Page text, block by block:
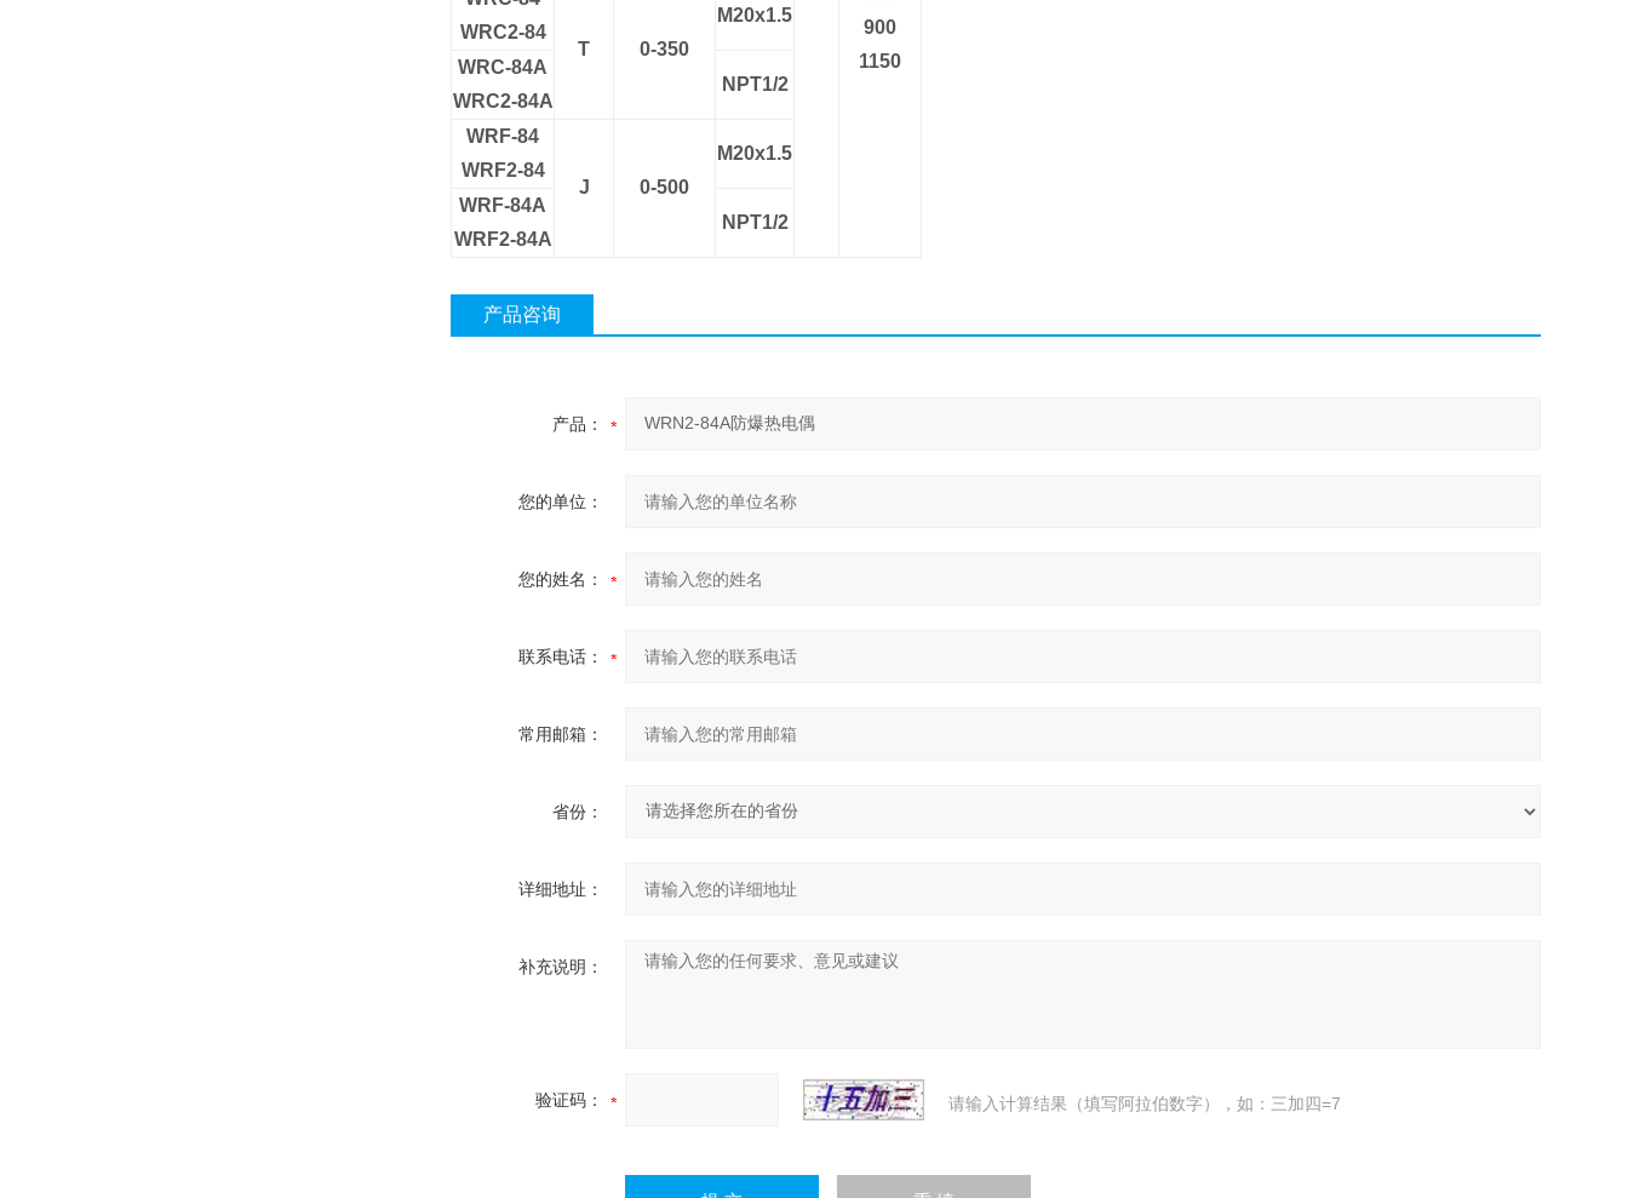
900
1150
WRC2-84
T
0-350
M20x1.5
WRC-84A
WRC2-84A
NPT1/2
WRF-84
WRF2-84
J
0-500
M20x1.5
WRF-84A
WRF2-84A
NPT1/2
产品咨询
产品：
您的单位：
您的姓名：
联系电话：
常用邮箱：
省份：
详细地址：
补充说明：
验证码： 请输入计算结果（填写阿拉伯数字），如：三加四=7